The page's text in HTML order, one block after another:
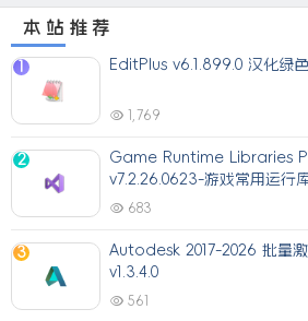
本站推荐
EditPlus v6.1.899.0 汉化绿
1,769
2
Game Runtime Libraries
v7.2.26.0623-游戏常用运行
683
3
Autodesk 2017-2026 批量
v1.3.4.0
561